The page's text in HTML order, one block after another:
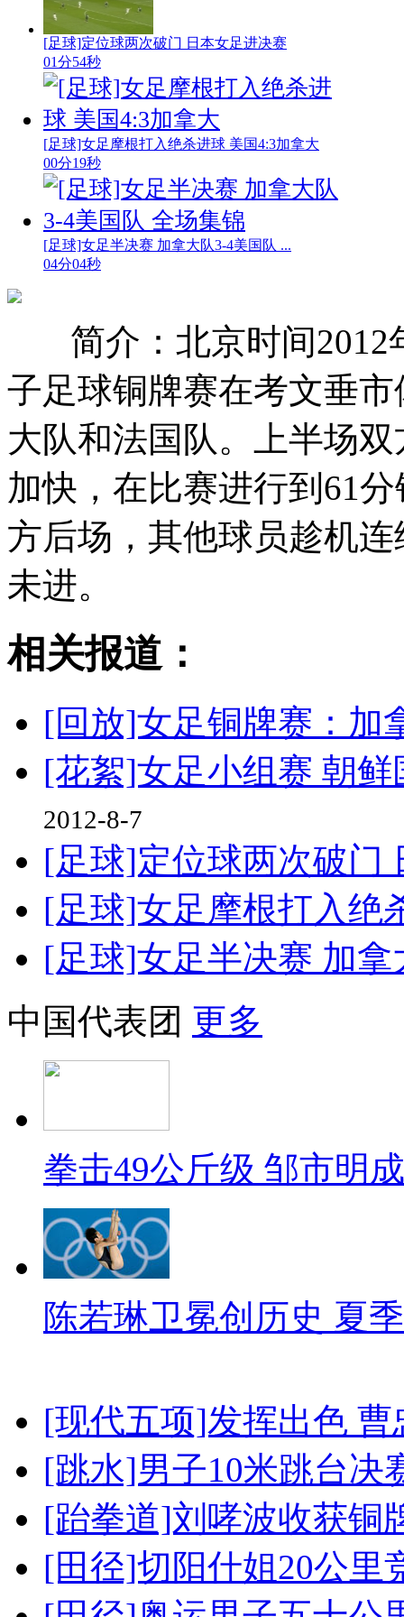
[足球]定位球两次破门 日本女足进决赛
01分54秒
[足球]女足摩根打入绝杀进球 美国4:3加拿大
00分19秒
[足球]女足半决赛 加拿大队3-4美国队 ...
04分04秒
简介：北京时间2012
子足球铜牌赛在考文垂
大队和法国队。上半场
加快，在比赛进行到61
方后场，其他球员趁机
未进。
相关报道：
[回放]女足铜牌赛：加
[花絮]女足小组赛 朝
2012-8-7
[足球]定位球两次破门
[足球]女足摩根打入绝
[足球]女足半决赛 加
中国代表团 更多
拳击49公斤级 邹市明
陈若琳卫冕创历史 夏
[现代五项]发挥出色
[跳水]男子10米跳台决
[跆拳道]刘哮波收获铜
[田径]切阳什姐20公里